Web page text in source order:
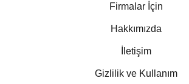
Firmalar İçin
Hakkımızda
İletişim
Gizlilik ve Kullanım